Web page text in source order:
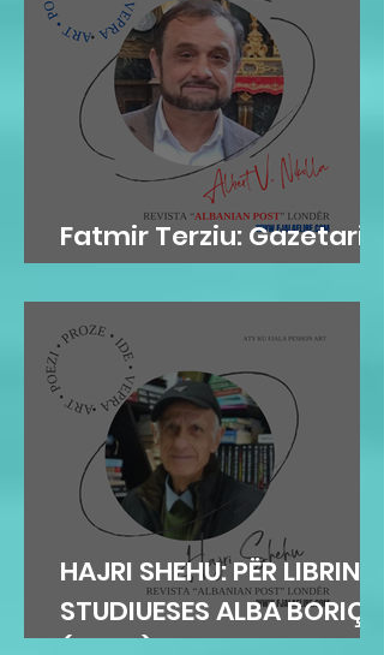
Fatmir Terziu: Gazetari si
kujtesë, poezia si atdhe
HAJRI SHEHU: PËR LIBRIN E
STUDIUESES ALBA BORIÇI